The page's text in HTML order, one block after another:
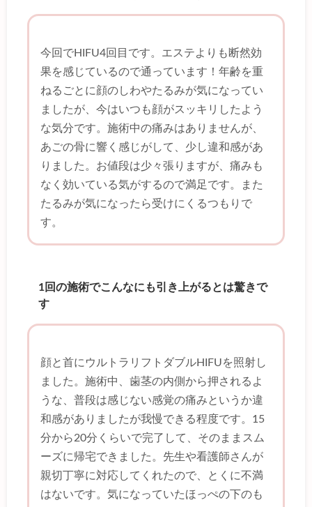
今回でHIFU4回目です。エステよりも断然効
果を感じているので通っています！年齢を重
ねるごとに顔のしわやたるみが気になってい
ましたが、今はいつも顔がスッキリしたよう
な気分です。施術中の痛みはありませんが、
あごの骨に響く感じがして、少し違和感があ
りました。お値段は少々張りますが、痛みも
なく効いている気がするので満足です。また
たるみが気になったら受けにくるつもりで
す。
1回の施術でこんなにも引き上がるとは驚きで
す
顔と首にウルトラリフトダブルHIFUを照射し
ました。施術中、歯茎の内側から押されるよ
うな、普段は感じない感覚の痛みというか違
和感がありましたが我慢できる程度です。15
分から20分くらいで完了して、そのままスム
ーズに帰宅できました。先生や看護師さんが
親切丁寧に対応してくれたので、とくに不満
はないです。気になっていたほっぺの下のも